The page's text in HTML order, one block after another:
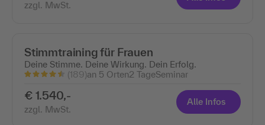
zzgl. MwSt.
Stimmtraining für Frauen
Deine Stimme. Deine Wirkung. Dein Erfolg.
(189)an 5 Orten2 TageSeminar
€ 1.540,-
zzgl. MwSt.
Alle Infos